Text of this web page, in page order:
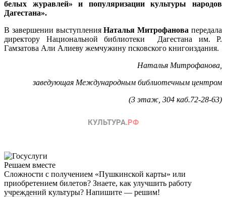
белых журавлей»
и популяризации культуры народов
Дагестана».
В завершении выступленияНаталья Митрофанова передала
директору Национальной библиотеки Дагестана им. Р.
Гамзатова Али Алиеву жемчужину псковского книгоиздания.
Наталья Митрофанова,
заведующая Международным библиотечным центром
(3 этаж, 304 каб.72-28-63)
Решаем вместе
Сложности с получением «Пушкинской карты» или
приобретением билетов? Знаете, как улучшить работу
учреждений культуры? Напишите — решим!